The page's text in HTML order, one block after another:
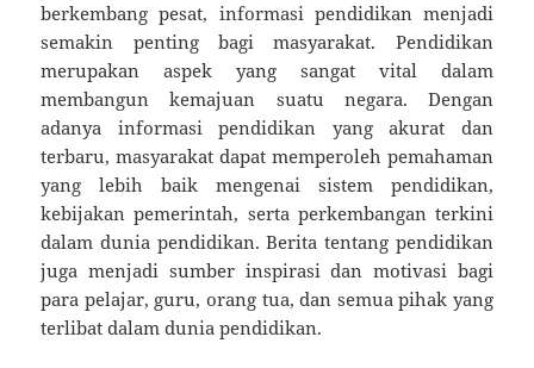
berkembang pesat, informasi pendidikan menjadi
semakin penting bagi masyarakat. Pendidikan
merupakan aspek yang sangat vital dalam
membangun kemajuan suatu negara. Dengan
adanya informasi pendidikan yang akurat dan
terbaru, masyarakat dapat memperoleh pemahaman
yang lebih baik mengenai sistem pendidikan,
kebijakan pemerintah, serta perkembangan terkini
dalam dunia pendidikan. Berita tentang pendidikan
juga menjadi sumber inspirasi dan motivasi bagi
para pelajar, guru, orang tua, dan semua pihak yang
terlibat dalam dunia pendidikan.